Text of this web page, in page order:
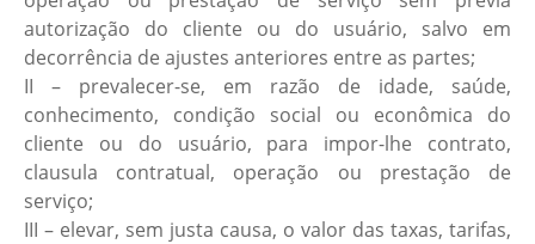
autorização do cliente ou do usuário, salvo em
decorrência de ajustes anteriores entre as partes;
II – prevalecer-se, em razão de idade, saúde,
conhecimento, condição social ou econômica do
cliente ou do usuário, para impor-lhe contrato,
clausula contratual, operação ou prestação de
serviço;
III – elevar, sem justa causa, o valor das taxas, tarifas,